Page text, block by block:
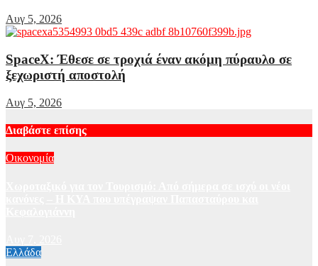
Αυγ 5, 2026
SpaceX: Έθεσε σε τροχιά έναν ακόμη πύραυλο σε
ξεχωριστή αποστολή
Αυγ 5, 2026
Διαβάστε επίσης
Οικονομία
Ελλάδα